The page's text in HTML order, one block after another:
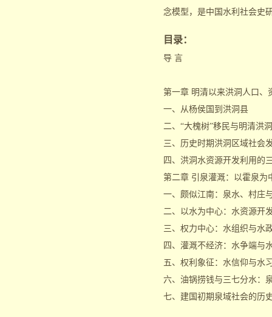
念模型，是中国水利社会史
目录：
导 言
第一章 明清以来洪洞人口、
一、从杨侯国到洪洞县
二、“大槐树”移民与明清洪
三、历史时期洪洞区域社会
四、洪洞水资源开发利用的
第二章 引泉灌溉：以霍泉为
一、颇似江南：泉水、村庄
二、以水为中心：水资源开
三、权力中心：水组织与水
四、灌溉不经济：水争端与
五、权利象征：水信仰与水
六、油锅捞钱与三七分水：
七、建国初期泉域社会的历